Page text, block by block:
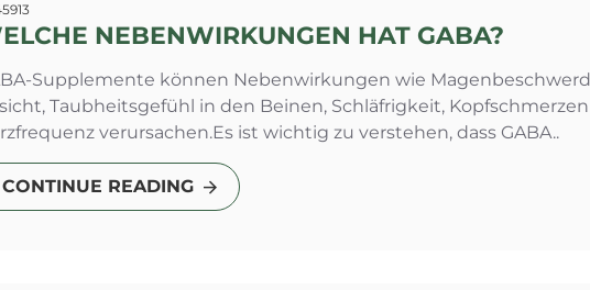
NEBENWIRKUNGEN HAT GABA?
Supplemente können Nebenwirkungen wie
Taubheitsgefühl in den Beinen, Schläfrigkeit,
verursachen.Es ist wichtig zu verstehen, dass GABA..
CONTINUE READING